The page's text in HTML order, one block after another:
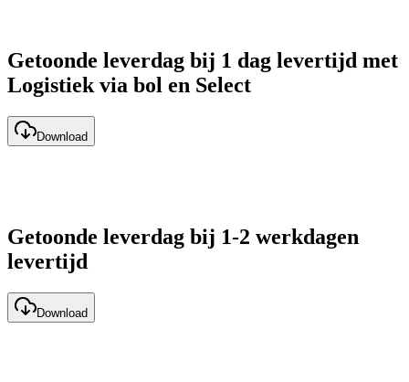
Getoonde leverdag bij 1 dag levertijd met
Logistiek via bol en Select
Download
Getoonde leverdag bij 1-2 werkdagen
levertijd
Download